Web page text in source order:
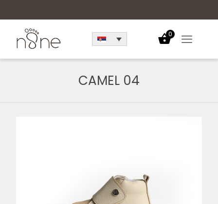
0
CAMEL 04